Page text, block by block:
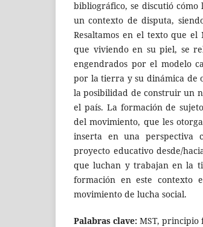
bibliográfico, se discutió cómo
un contexto de disputa,
Resaltamos en el texto que el
que viviendo en su piel, se
engendrados por el modelo
por la tierra y su dinámica de
la posibilidad de construir un
el país. La formación de
del movimiento, que les
inserta en una perspectiva
proyecto educativo desde/
que luchan y trabajan en la
formación en este contexto
movimiento de lucha social.
Palabras clave: MST, principio